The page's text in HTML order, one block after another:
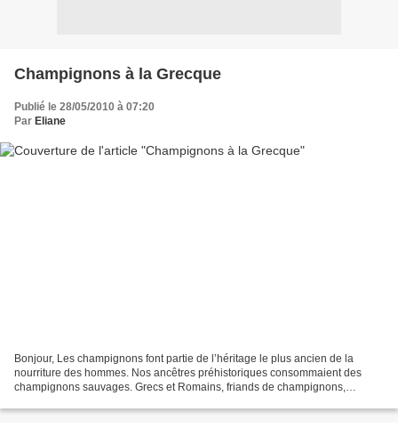
Champignons à la Grecque
Publié le 28/05/2010 à 07:20
Par Eliane
Bonjour, Les champignons font partie de l’héritage le plus ancien de la
nourriture des hommes. Nos ancêtres préhistoriques consommaient des
champignons sauvages. Grecs et Romains, friands de champignons,